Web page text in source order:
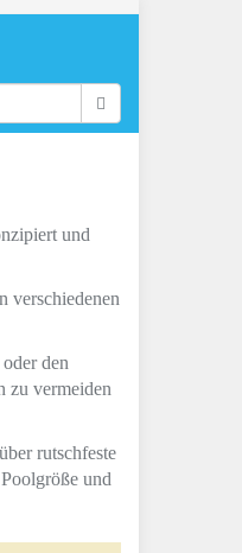
und
verschiedenen
den
zu vermeiden
rutschfeste
und